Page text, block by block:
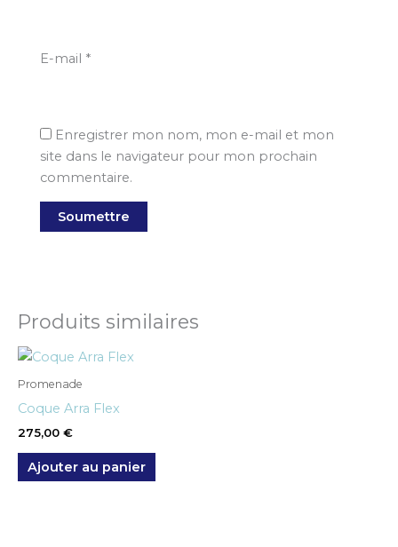
E-mail *
Enregistrer mon nom, mon e-mail et mon
site dans le navigateur pour mon prochain
commentaire.
Produits similaires
Promenade
Coque Arra Flex
275,00 €
Ajouter au panier